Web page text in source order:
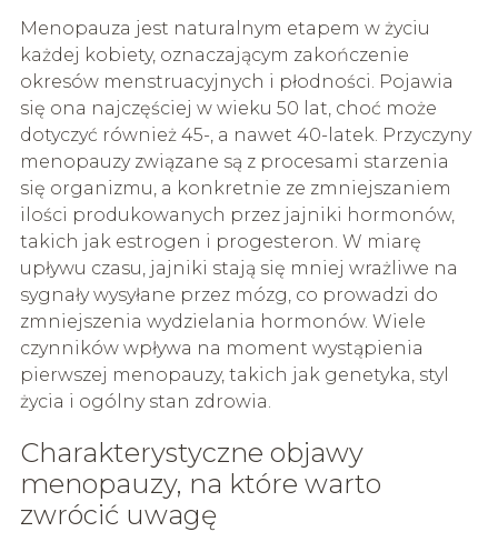
Menopauza jest naturalnym etapem w życiu
każdej kobiety, oznaczającym zakończenie
okresów menstruacyjnych i płodności. Pojawia
się ona najczęściej w wieku 50 lat, choć może
dotyczyć również 45-, a nawet 40-latek. Przyczyny
menopauzy związane są z procesami starzenia
się organizmu, a konkretnie ze zmniejszaniem
ilości produkowanych przez jajniki hormonów,
takich jak estrogen i progesteron. W miarę
upływu czasu, jajniki stają się mniej wrażliwe na
sygnały wysyłane przez mózg, co prowadzi do
zmniejszenia wydzielania hormonów. Wiele
czynników wpływa na moment wystąpienia
pierwszej menopauzy, takich jak genetyka, styl
życia i ogólny stan zdrowia.
Charakterystyczne objawy
menopauzy, na które warto
zwrócić uwagę